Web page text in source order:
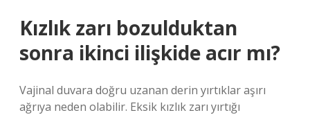
Kızlık zarı bozulduktan
sonra ikinci ilişkide acır mı?
Vajinal duvara doğru uzanan derin yırtıklar aşırı
ağrıya neden olabilir. Eksik kızlık zarı yırtığı